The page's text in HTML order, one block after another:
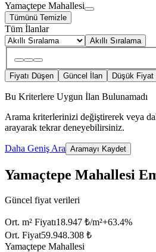
Yamaçtepe Mahallesi
Tümünü Temizle
Tüm İlanlar
Akıllı Sıralama
Fiyatı Düşen Güncel İlan Düşük Fiyat
Bu Kriterlere Uygun İlan Bulunamadı
Arama kriterlerinizi değiştirerek veya
arayarak tekrar deneyebilirsiniz.
Daha Geniş Ara Aramayı Kaydet
Yamaçtepe Mahallesi
Güncel fiyat verileri
Ort. m² Fiyatı18.947 ₺/m²+63.4%
Ort. Fiyat59.948.308 ₺
Yamaçtepe Mahallesi